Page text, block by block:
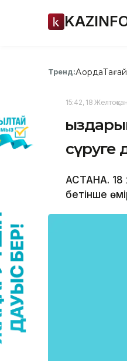
Тренд:Ақорда
15:42, 18
сүруге
АСТАНА. 18
бетінше